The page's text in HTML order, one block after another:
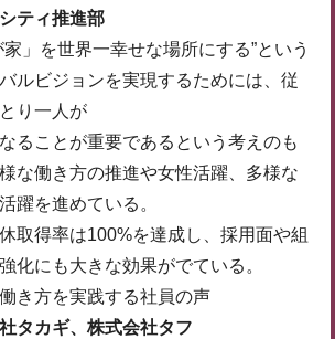
ティ推進部
家」を世界一幸せな場所にする”という
ルビジョンを実現するためには、従
り一人が
ることが重要であるという考えのも
な働き方の推進や女性活躍、多様な
躍を進めている。
取得率は100%を達成し、採用面や組
化にも大きな効果がでている。
き方を実践する社員の声
タカギ、株式会社タフ